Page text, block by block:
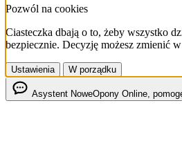
Pozwól na cookies
Ciasteczka dbają o to, żeby wszystko
bezpiecznie. Decyzję możesz zmienić
Ustawienia W porządku
Asystent NoweOpony Online,